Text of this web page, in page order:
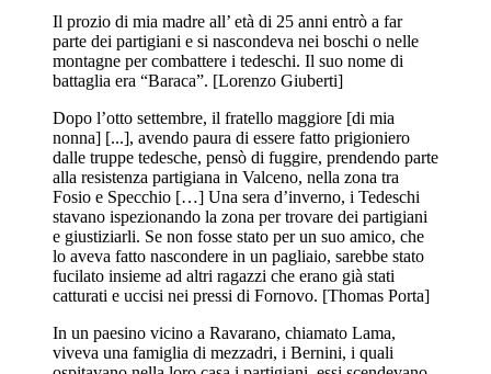
Il prozio di mia madre all’ età di 25 anni entrò a far
parte dei partigiani e si nascondeva nei boschi o nelle
montagne per combattere i tedeschi. Il suo nome di
battaglia era “Baraca”. [Lorenzo Giuberti]
Dopo l’otto settembre, il fratello maggiore [di mia
nonna] [...], avendo paura di essere fatto prigioniero
dalle truppe tedesche, pensò di fuggire, prendendo parte
alla resistenza partigiana in Valceno, nella zona tra
Fosio e Specchio […] Una sera d’inverno, i Tedeschi
stavano ispezionando la zona per trovare dei partigiani
e giustiziarli. Se non fosse stato per un suo amico, che
lo aveva fatto nascondere in un pagliaio, sarebbe stato
fucilato insieme ad altri ragazzi che erano già stati
catturati e uccisi nei pressi di Fornovo. [Thomas Porta]
In un paesino vicino a Ravarano, chiamato Lama,
viveva una famiglia di mezzadri, i Bernini, i quali